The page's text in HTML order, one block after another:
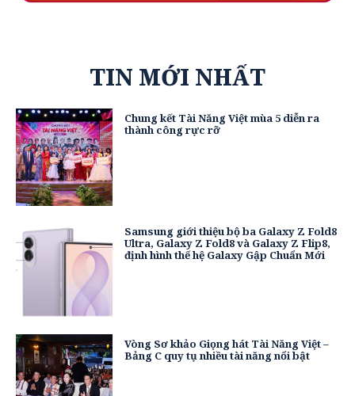
TIN MỚI NHẤT
Chung kết Tài Năng Việt mùa 5 diễn ra
thành công rực rỡ
Samsung giới thiệu bộ ba Galaxy Z Fold8
Ultra, Galaxy Z Fold8 và Galaxy Z Flip8,
định hình thế hệ Galaxy Gập Chuẩn Mới
Vòng Sơ khảo Giọng hát Tài Năng Việt –
Bảng C quy tụ nhiều tài năng nổi bật